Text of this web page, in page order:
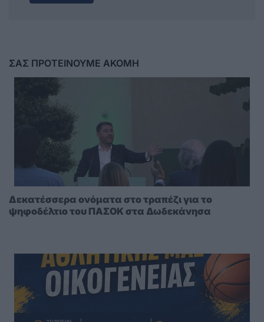
ΣΑΣ ΠΡΟΤΕΙΝΟΥΜΕ ΑΚΟΜΗ
Δεκατέσσερα ονόματα στο τραπέζι για το
ψηφοδέλτιο του ΠΑΣΟΚ στα Δωδεκάνησα